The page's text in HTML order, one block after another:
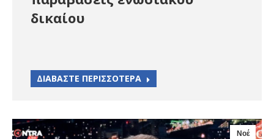
δικαίου
ΔΙΑΒΑΣΤΕ ΠΕΡΙΣΣΟΤΕΡΑ
Νοέ